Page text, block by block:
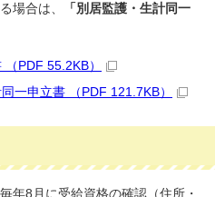
場合は、
「別居監護・生計同一
PDF 55.2KB）
一申立書 （PDF 121.7KB）
年8月に受給資格の確認（住所・